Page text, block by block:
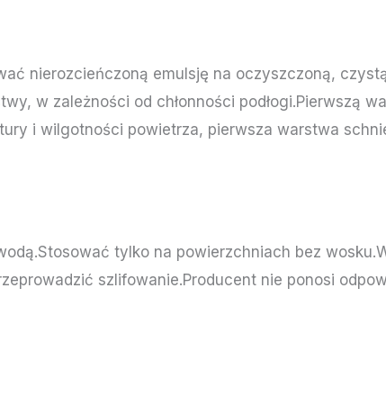
nierozcieńczoną emulsję na oczyszczoną,
w zależności od chłonności podłogi.Pierwszą
i wilgotności powietrza, pierwsza warstwa
tylko na powierzchniach bez
szlifowanie.Producent nie ponosi